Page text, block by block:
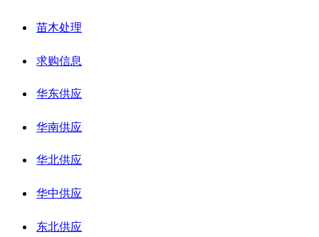
苗木处理
求购信息
华东供应
华南供应
华北供应
华中供应
东北供应